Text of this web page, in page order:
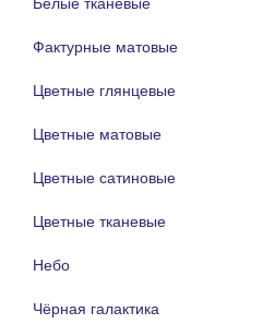
Фактурные матовые
Цветные глянцевые
Цветные матовые
Цветные сатиновые
Цветные тканевые
Небо
Чёрная галактика